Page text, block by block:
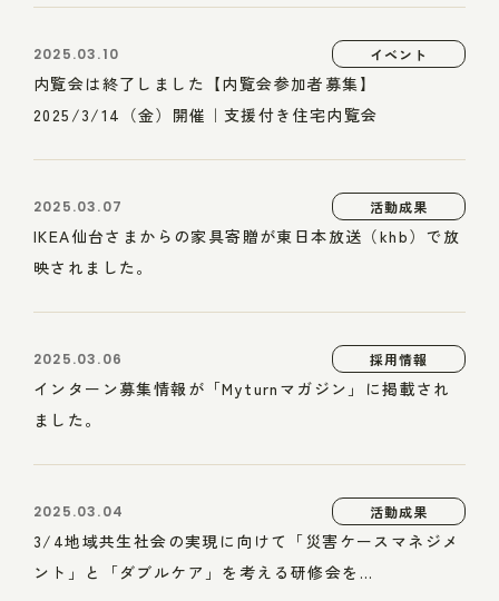
2025.03.10 イベント
内覧会は終了しました【内覧会参加者募集】
2025/3/14（金）開催｜支援付き住宅内覧会
2025.03.07 活動成果
IKEA仙台さまからの家具寄贈が東日本放送（khb）で放
映されました。
2025.03.06 採用情報
インターン募集情報が「Myturnマガジン」に掲載され
ました。
2025.03.04 活動成果
3/4地域共生社会の実現に向けて「災害ケースマネジメ
ント」と「ダブルケア」を考える研修会を...